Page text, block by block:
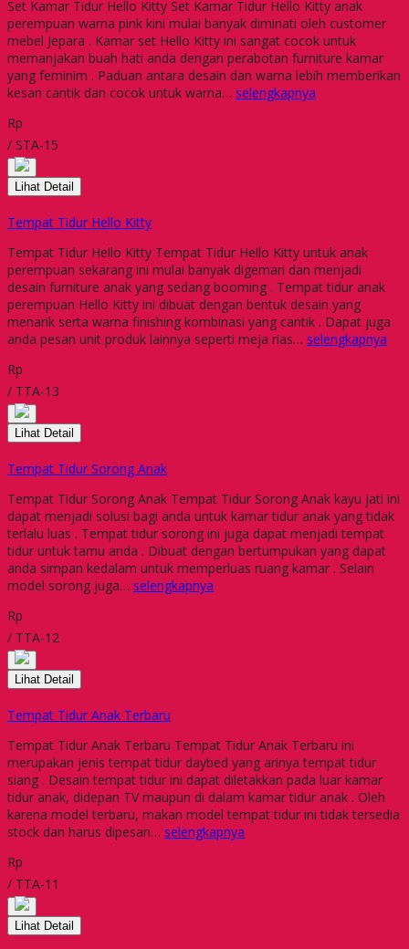
Set Kamar Tidur Hello Kitty Set Kamar Tidur Hello Kitty anak
perempuan warna pink kini mulai banyak diminati oleh customer
mebel Jepara . Kamar set Hello Kitty ini sangat cocok untuk
memanjakan buah hati anda dengan perabotan furniture kamar
yang feminim . Paduan antara desain dan warna lebih memberikan
kesan cantik dan cocok untuk warna… selengkapnya
Rp
/ STA-15
Lihat Detail
Tempat Tidur Hello Kitty
Tempat Tidur Hello Kitty Tempat Tidur Hello Kitty untuk anak
perempuan sekarang ini mulai banyak digemari dan menjadi
desain furniture anak yang sedang booming . Tempat tidur anak
perempuan Hello Kitty ini dibuat dengan bentuk desain yang
menarik serta warna finishing kombinasi yang cantik . Dapat juga
anda pesan unit produk lainnya seperti meja rias… selengkapnya
Rp
/ TTA-13
Lihat Detail
Tempat Tidur Sorong Anak
Tempat Tidur Sorong Anak Tempat Tidur Sorong Anak kayu jati ini
dapat menjadi solusi bagi anda untuk kamar tidur anak yang tidak
terlalu luas . Tempat tidur sorong ini juga dapat menjadi tempat
tidur untuk tamu anda . Dibuat dengan bertumpukan yang dapat
anda simpan kedalam untuk memperluas ruang kamar . Selain
model sorong juga… selengkapnya
Rp
/ TTA-12
Lihat Detail
Tempat Tidur Anak Terbaru
Tempat Tidur Anak Terbaru Tempat Tidur Anak Terbaru ini
merupakan jenis tempat tidur daybed yang arinya tempat tidur
siang . Desain tempat tidur ini dapat diletakkan pada luar kamar
tidur anak, didepan TV maupun di dalam kamar tidur anak . Oleh
karena model terbaru, makan model tempat tidur ini tidak tersedia
stock dan harus dipesan… selengkapnya
Rp
/ TTA-11
Lihat Detail